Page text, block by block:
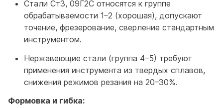
Стали Ст3, 09Г2С относятся к группе
обрабатываемости 1–2 (хорошая), допускают
точение, фрезерование, сверление стандартным
инструментом.
Нержавеющие стали (группа 4–5) требуют
применения инструмента из твердых сплавов,
снижения режимов резания на 20–30%.
Формовка и гибка: